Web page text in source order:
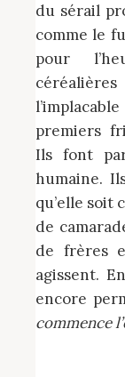
du sérail
comme le
pour
premiers
Ils font
humaine.
qu’elle soit
de
de frères
agissent.
encore
commence